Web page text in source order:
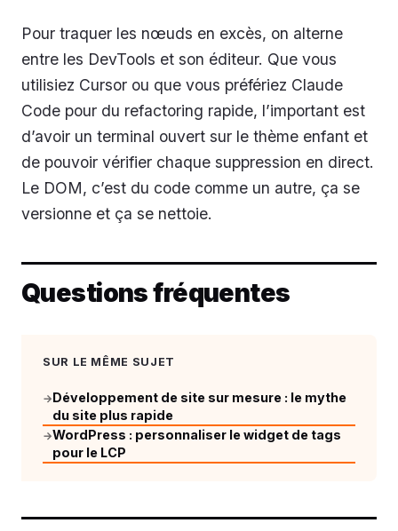
Pour traquer les nœuds en excès, on alterne
entre les DevTools et son éditeur. Que vous
utilisiez Cursor ou que vous préfériez Claude
Code pour du refactoring rapide, l’important est
d’avoir un terminal ouvert sur le thème enfant et
de pouvoir vérifier chaque suppression en direct.
Le DOM, c’est du code comme un autre, ça se
versionne et ça se nettoie.
Questions fréquentes
SUR LE MÊME SUJET
→Développement de site sur mesure : le mythe
du site plus rapide
→WordPress : personnaliser le widget de tags
pour le LCP